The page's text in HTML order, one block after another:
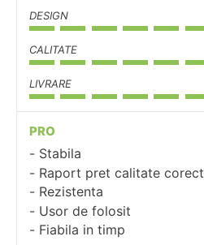
DESIGN
CALITATE
LIVRARE
PRO
Stabila
Raport pret calitate corect
Rezistenta
Usor de folosit
Fiabila in timp